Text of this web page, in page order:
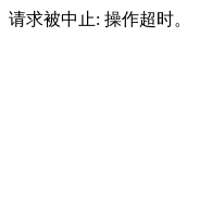
请求被中止: 操作超时。